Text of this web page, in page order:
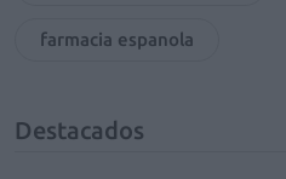
farmacia espanola
Destacados